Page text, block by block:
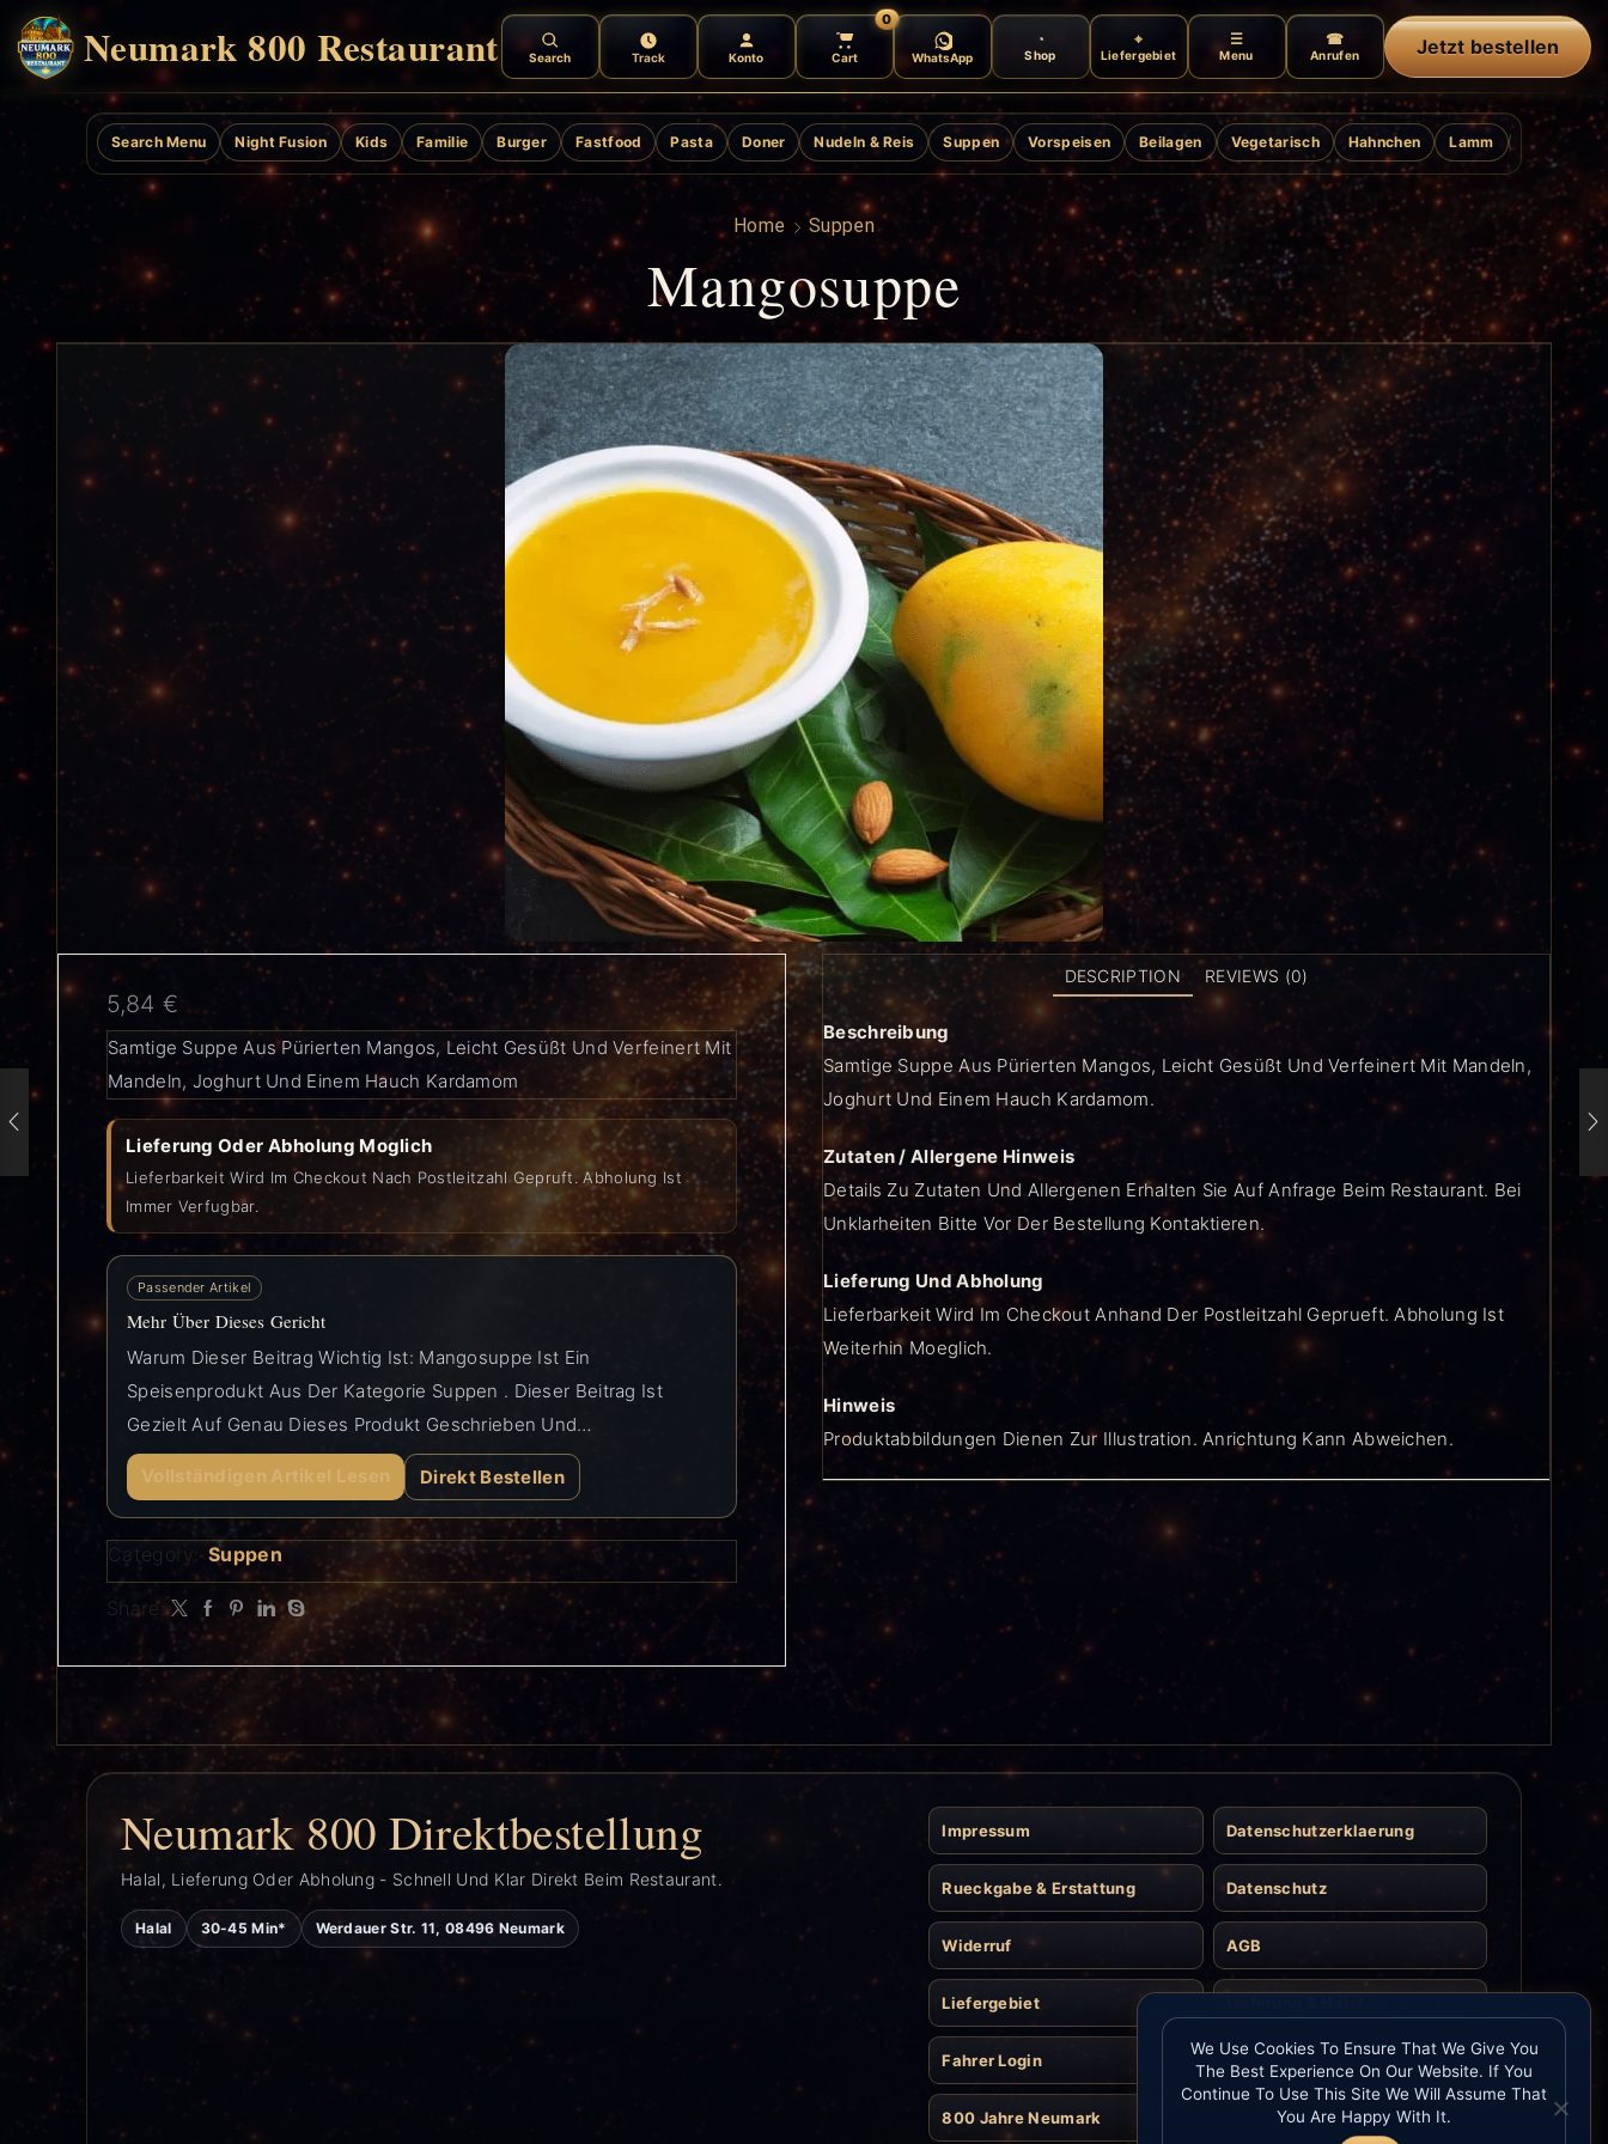
Neumark 800 Restaurant Menu
Shop Liefergebiet
Search Track Konto Cart
0
WhatsApp Anrufen Jetzt bestellen
Search Menu Night Fusion Kids Familie Burger Fastfood Pasta Doner Nudeln & Reis Suppen Vorspeisen Beilagen Vegetarisch Hahnchen Lamm Ente
Home Suppen
Mangosuppe
5,84 €
Samtige Suppe Aus Pürierten Mangos, Leicht Gesüßt Und Verfeinert Mit
Mandeln, Joghurt Und Einem Hauch Kardamom
Lieferung Oder Abholung Moglich
Lieferbarkeit Wird Im Checkout Nach Postleitzahl Gepruft. Abholung Ist
Immer Verfugbar.
Passender Artikel
Mehr Über Dieses Gericht
Warum Dieser Beitrag Wichtig Ist: Mangosuppe Ist Ein
Speisenprodukt Aus Der Kategorie Suppen . Dieser Beitrag Ist
Gezielt Auf Genau Dieses Produkt Geschrieben Und…
Vollständigen Artikel Lesen Direkt Bestellen
Category: Suppen
Share:
DESCRIPTION REVIEWS (0)
Beschreibung
Samtige Suppe Aus Pürierten Mangos, Leicht Gesüßt Und Verfeinert Mit Mandeln,
Joghurt Und Einem Hauch Kardamom.
Zutaten / Allergene Hinweis
Details Zu Zutaten Und Allergenen Erhalten Sie Auf Anfrage Beim Restaurant. Bei
Unklarheiten Bitte Vor Der Bestellung Kontaktieren.
Lieferung Und Abholung
Lieferbarkeit Wird Im Checkout Anhand Der Postleitzahl Geprueft. Abholung Ist
Weiterhin Moeglich.
Hinweis
Produktabbildungen Dienen Zur Illustration. Anrichtung Kann Abweichen.
Neumark 800 Direktbestellung
Halal, Lieferung Oder Abholung - Schnell Und Klar Direkt Beim Restaurant.
Halal 30-45 Min* Werdauer Str. 11, 08496 Neumark
Impressum Datenschutzerklaerung
Rueckgabe & Erstattung Datenschutz
Widerruf AGB
Liefergebiet
Fahrer Login Kontakt
800 Jahre Neumark
We Use Cookies To Ensure That We Give You
The Best Experience On Our Website. If You
Continue To Use This Site We Will Assume That
You Are Happy With It.